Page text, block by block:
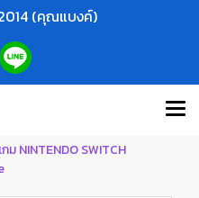
(คุณแบงค์)
ม NINTENDO SWITCH